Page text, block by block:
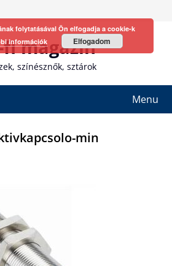
fi magazin
színésznők, sztárok
Menu
min
folytatásával Ön elfogadja a cookie-k
információk Elfogadom